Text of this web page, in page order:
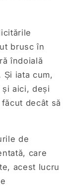
brusc în
îndoială
Și iata cum,
și aici, deși
decât să
de
care
acest lucru